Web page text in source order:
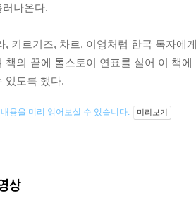
러나온다.
, 키르기즈, 차르, 이엉처럼 한국 독자에
책의 끝에 톨스토이 연표를 실어 이 책
있도록 했다.
용을 미리 읽어보실 수 있습니다. 미리보기
상